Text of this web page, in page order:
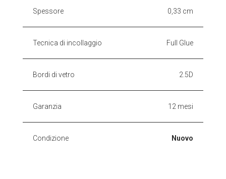
Spessore 0,33 cm
Tecnica di incollaggio Full Glue
Bordi di vetro 2.5D
Garanzia 12 mesi
Condizione Nuovo